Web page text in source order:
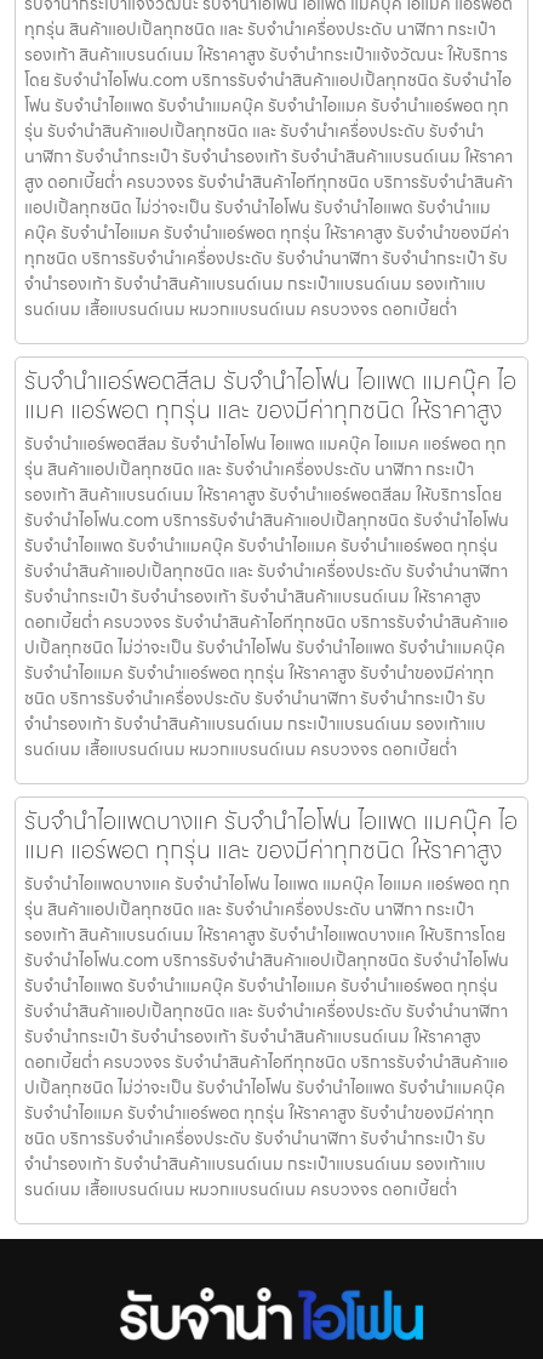
ทุกรุ่น สินค้าแอปเปิ้ลทุกชนิด และ รับจำนำเครื่องประดับ นาฬิกา กระเป๋า
รองเท้า สินค้าแบรนด์เนม ให้ราคาสูง รับจำนำกระเป๋าแจ้งวัฒนะ ให้บริการ
โดย รับจํานําไอโฟน.com บริการรับจำนำสินค้าแอปเปิ้ลทุกชนิด รับจำนำไอ
โฟน รับจำนำไอแพด รับจำนำแมคบุ๊ค รับจำนำไอแมค รับจำนำแอร์พอต ทุก
รุ่น รับจำนำสินค้าแอปเปิ้ลทุกชนิด และ รับจำนำเครื่องประดับ รับจำนำ
นาฬิกา รับจำนำกระเป๋า รับจำนำรองเท้า รับจำนำสินค้าแบรนด์เนม ให้ราคา
สูง ดอกเบี้ยต่ำ ครบวงจร รับจำนำสินค้าไอทีทุกชนิด บริการรับจำนำสินค้า
แอปเปิ้ลทุกชนิด ไม่ว่าจะเป็น รับจำนำไอโฟน รับจำนำไอแพด รับจำนำแม
คบุ๊ค รับจำนำไอแมค รับจำนำแอร์พอต ทุกรุ่น ให้ราคาสูง รับจำนำของมีค่า
ทุกชนิด บริการรับจำนำเครื่องประดับ รับจำนำนาฬิกา รับจำนำกระเป๋า รับ
จำนำรองเท้า รับจำนำสินค้าแบรนด์เนม กระเป๋าแบรนด์เนม รองเท้าแบ
รนด์เนม เสื้อแบรนด์เนม หมวกแบรนด์เนม ครบวงจร ดอกเบี้ยต่ำ
รับจำนำแอร์พอตสีลม รับจำนำไอโฟน ไอแพด แมคบุ๊ค ไอ
แมค แอร์พอต ทุกรุ่น และ ของมีค่าทุกชนิด ให้ราคาสูง
รับจำนำแอร์พอตสีลม รับจำนำไอโฟน ไอแพด แมคบุ๊ค ไอแมค แอร์พอต ทุก
รุ่น สินค้าแอปเปิ้ลทุกชนิด และ รับจำนำเครื่องประดับ นาฬิกา กระเป๋า
รองเท้า สินค้าแบรนด์เนม ให้ราคาสูง รับจำนำแอร์พอตสีลม ให้บริการโดย
รับจํานําไอโฟน.com บริการรับจำนำสินค้าแอปเปิ้ลทุกชนิด รับจำนำไอโฟน
รับจำนำไอแพด รับจำนำแมคบุ๊ค รับจำนำไอแมค รับจำนำแอร์พอต ทุกรุ่น
รับจำนำสินค้าแอปเปิ้ลทุกชนิด และ รับจำนำเครื่องประดับ รับจำนำนาฬิกา
รับจำนำกระเป๋า รับจำนำรองเท้า รับจำนำสินค้าแบรนด์เนม ให้ราคาสูง
ดอกเบี้ยต่ำ ครบวงจร รับจำนำสินค้าไอทีทุกชนิด บริการรับจำนำสินค้าแอ
ปเปิ้ลทุกชนิด ไม่ว่าจะเป็น รับจำนำไอโฟน รับจำนำไอแพด รับจำนำแมคบุ๊ค
รับจำนำไอแมค รับจำนำแอร์พอต ทุกรุ่น ให้ราคาสูง รับจำนำของมีค่าทุก
ชนิด บริการรับจำนำเครื่องประดับ รับจำนำนาฬิกา รับจำนำกระเป๋า รับ
จำนำรองเท้า รับจำนำสินค้าแบรนด์เนม กระเป๋าแบรนด์เนม รองเท้าแบ
รนด์เนม เสื้อแบรนด์เนม หมวกแบรนด์เนม ครบวงจร ดอกเบี้ยต่ำ
รับจำนำไอแพดบางแค รับจำนำไอโฟน ไอแพด แมคบุ๊ค ไอ
แมค แอร์พอต ทุกรุ่น และ ของมีค่าทุกชนิด ให้ราคาสูง
รับจำนำไอแพดบางแค รับจำนำไอโฟน ไอแพด แมคบุ๊ค ไอแมค แอร์พอต ทุก
รุ่น สินค้าแอปเปิ้ลทุกชนิด และ รับจำนำเครื่องประดับ นาฬิกา กระเป๋า
รองเท้า สินค้าแบรนด์เนม ให้ราคาสูง รับจำนำไอแพดบางแค ให้บริการโดย
รับจํานําไอโฟน.com บริการรับจำนำสินค้าแอปเปิ้ลทุกชนิด รับจำนำไอโฟน
รับจำนำไอแพด รับจำนำแมคบุ๊ค รับจำนำไอแมค รับจำนำแอร์พอต ทุกรุ่น
รับจำนำสินค้าแอปเปิ้ลทุกชนิด และ รับจำนำเครื่องประดับ รับจำนำนาฬิกา
รับจำนำกระเป๋า รับจำนำรองเท้า รับจำนำสินค้าแบรนด์เนม ให้ราคาสูง
ดอกเบี้ยต่ำ ครบวงจร รับจำนำสินค้าไอทีทุกชนิด บริการรับจำนำสินค้าแอ
ปเปิ้ลทุกชนิด ไม่ว่าจะเป็น รับจำนำไอโฟน รับจำนำไอแพด รับจำนำแมคบุ๊ค
รับจำนำไอแมค รับจำนำแอร์พอต ทุกรุ่น ให้ราคาสูง รับจำนำของมีค่าทุก
ชนิด บริการรับจำนำเครื่องประดับ รับจำนำนาฬิกา รับจำนำกระเป๋า รับ
จำนำรองเท้า รับจำนำสินค้าแบรนด์เนม กระเป๋าแบรนด์เนม รองเท้าแบ
รนด์เนม เสื้อแบรนด์เนม หมวกแบรนด์เนม ครบวงจร ดอกเบี้ยต่ำ